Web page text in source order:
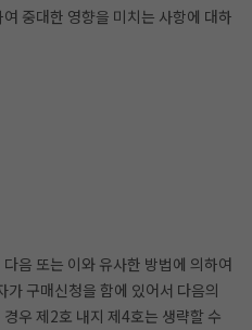
중대한 영향을 미치는 사항에 대하
음 또는 이와 유사한 방법에 의하여
구매신청을 함에 있어서 다음의
우 제2호 내지 제4호는 생략할 수